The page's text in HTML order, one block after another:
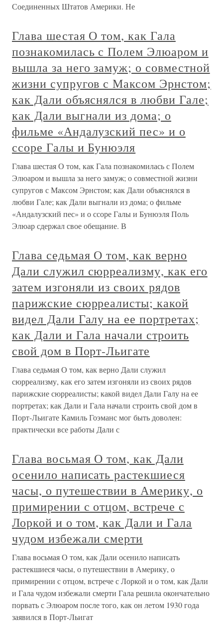
Соединенных Штатов Америки. Не
Глава шестая О том, как Гала
познакомилась с Полем Элюаром и
вышла за него замуж; о совместной
жизни супругов с Максом Эрнстом;
как Дали объяснялся в любви Гале;
как Дали выгнали из дома; о
фильме «Андалузский пес» и о
ссоре Галы и Бунюэля
Глава шестая О том, как Гала познакомилась с Полем
Элюаром и вышла за него замуж; о совместной жизни
супругов с Максом Эрнстом; как Дали объяснялся в
любви Гале; как Дали выгнали из дома; о фильме
«Андалузский пес» и о ссоре Галы и Бунюэля Поль
Элюар сдержал свое обещание. В
Глава седьмая О том, как верно
Дали служил сюрреализму, как его
затем изгоняли из своих рядов
парижские сюрреалисты; какой
видел Дали Галу на ее портретах;
как Дали и Гала начали строить
свой дом в Порт-Льигате
Глава седьмая О том, как верно Дали служил
сюрреализму, как его затем изгоняли из своих рядов
парижские сюрреалисты; какой видел Дали Галу на ее
портретах; как Дали и Гала начали строить свой дом в
Порт-Льигате Камиль Гоэманс мог быть доволен:
практически все работы Дали с
Глава восьмая О том, как Дали
осенило написать растекшиеся
часы, о путешествии в Америку, о
примирении с отцом, встрече с
Лоркой и о том, как Дали и Гала
чудом избежали смерти
Глава восьмая О том, как Дали осенило написать
растекшиеся часы, о путешествии в Америку, о
примирении с отцом, встрече с Лоркой и о том, как Дали
и Гала чудом избежали смерти Гала решила окончательно
порвать с Элюаром после того, как он летом 1930 года
заявился в Порт-Льигат